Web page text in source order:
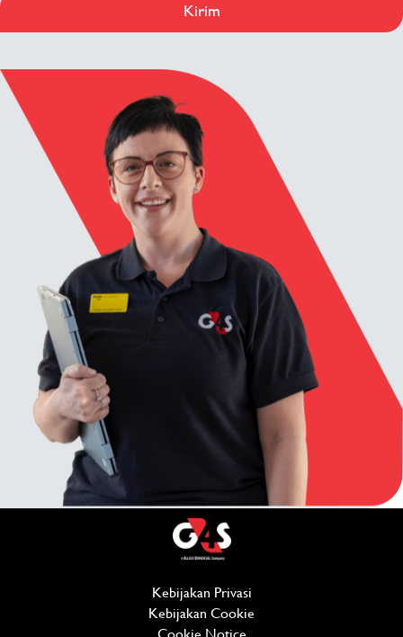
Kirim
Kebijakan Privasi
Kebijakan Cookie